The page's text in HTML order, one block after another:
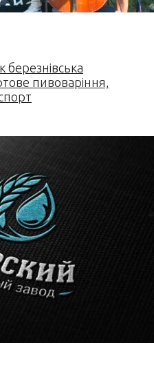
березнівська
пивоваріння,